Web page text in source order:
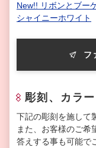
New!! リボンとブー
シャイニーホワイト
フ
彫刻、カラー
下記の彫刻を施して
また、お客様のご希
答えする事も可能で